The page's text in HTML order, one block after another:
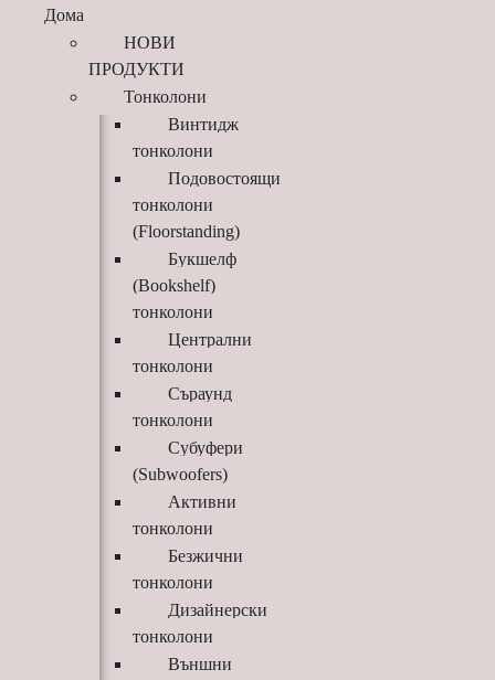
Дома
НОВИ
ПРОДУКТИ
Тонколони
Винтидж
тонколони
Подовостоящи
тонколони
(Floorstanding)
Букшелф
(Bookshelf)
тонколони
Централни
тонколони
Съраунд
тонколони
Субуфери
(Subwoofers)
Активни
тонколони
Безжични
тонколони
Дизайнерски
тонколони
Външни